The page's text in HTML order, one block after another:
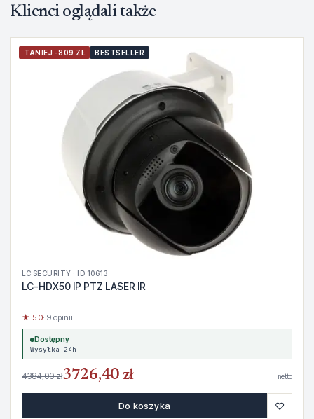
Klienci oglądali także
TANIEJ -809 ZŁ BESTSELLER
LC SECURITY · ID 10613
LC-HDX50 IP PTZ LASER IR
★ 5.0· 9 opinii
Dostępny
Wysyłka 24h
4384,00 zł3726,40 zł netto
Do koszyka ♡